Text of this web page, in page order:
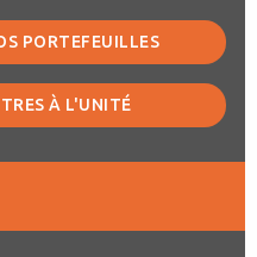
PORTEFEUILLES
À L'UNITÉ